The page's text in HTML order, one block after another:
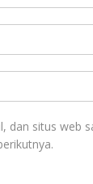
dan situs web